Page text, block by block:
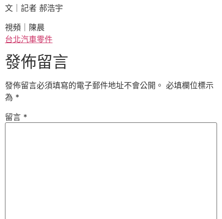
文｜記者 郝浩宇
視頻｜陳晨
台北汽車零件
發佈留言
發佈留言必須填寫的電子郵件地址不會公開。 必填欄位標示
為 *
留言 *